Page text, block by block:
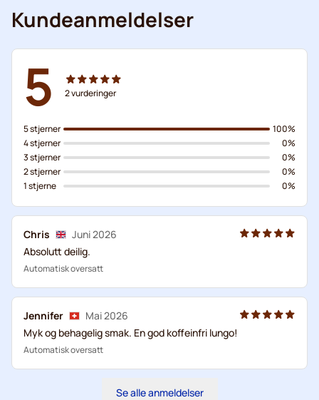
Kundeanmeldelser
5 2vurderinger
5 stjerner
4 stjerner
3 stjerner
2 stjerner
1 stjerne
100%
0%
0%
0%
0%
Chris
Juni 2026
Absolutt deilig.
Automatisk oversatt
Jennifer
Mai 2026
Myk og behagelig smak. En god koffeinfri lungo!
Automatisk oversatt
Se alle anmeldelser